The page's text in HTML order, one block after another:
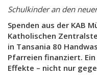
Schulkinder an den
Spenden aus der KAB
Katholischen
in Tansania 80
Pfarreien finanziert.
Effekte – nicht nur